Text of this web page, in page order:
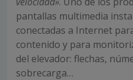
pantallas multimedia
conectadas a Internet
contenido y para
del elevador: flechas,
sobrecarga…